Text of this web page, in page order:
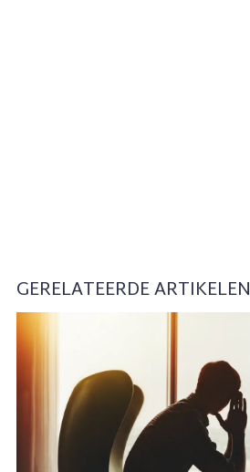
GERELATEERDE ARTIKELEN